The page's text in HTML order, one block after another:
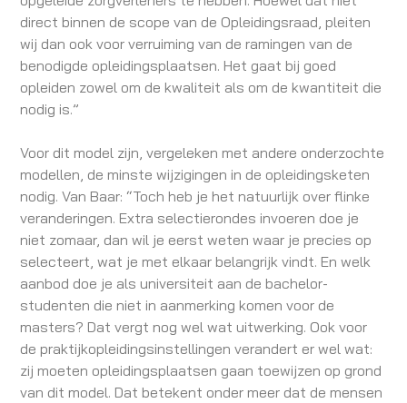
direct binnen de scope van de Opleidingsraad, pleiten
wij dan ook voor verruiming van de ramingen van de
benodigde opleidingsplaatsen. Het gaat bij goed
opleiden zowel om de kwaliteit als om de kwantiteit die
nodig is.”
Voor dit model zijn, vergeleken met andere onderzochte
modellen, de minste wijzigingen in de opleidingsketen
nodig. Van Baar: “Toch heb je het natuurlijk over flinke
veranderingen. Extra selectierondes invoeren doe je
niet zomaar, dan wil je eerst weten waar je precies op
selecteert, wat je met elkaar belangrijk vindt. En welk
aanbod doe je als universiteit aan de bachelor-
studenten die niet in aanmerking komen voor de
masters? Dat vergt nog wel wat uitwerking. Ook voor
de praktijkopleidingsinstellingen verandert er wel wat:
zij moeten opleidingsplaatsen gaan toewijzen op grond
van dit model. Dat betekent onder meer dat de mensen